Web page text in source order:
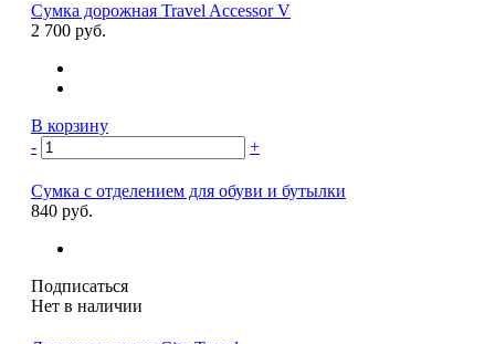
Сумка дорожная Travel Accessor V
2 700 руб.
В корзину
-
+
Сумка с отделением для обуви и бутылки
840 руб.
Подписаться
Нет в наличии